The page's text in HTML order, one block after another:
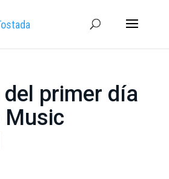
del primer día
Music